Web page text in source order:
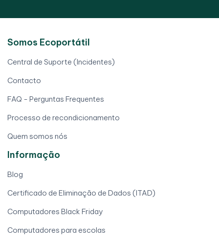
Somos Ecoportátil
Central de Suporte (Incidentes)
Contacto
FAQ - Perguntas Frequentes
Processo de recondicionamento
Quem somos nós
Informação
Blog
Certificado de Eliminação de Dados (ITAD)
Computadores Black Friday
Computadores para escolas